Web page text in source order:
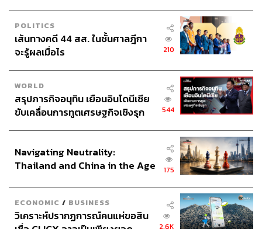
POLITICS
เส้นทางคดี 44 สส. ในชั้นศาลฎีกา
จะรู้ผลเมื่อไร
210
WORLD
สรุปภารกิจอนุทิน เยือนอินโดนีเซีย
ขับเคลื่อนการทูตเศรษฐกิจเชิงรุก
544
Navigating Neutrality:
Thailand and China in the Age
175
ECONOMIC / BUSINESS
วิเคราะห์ปรากฏการณ์คนแห่ขอสิน
2.6K